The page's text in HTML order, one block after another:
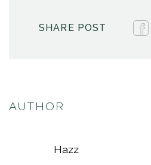
SHARE POST
AUTHOR
Hazz